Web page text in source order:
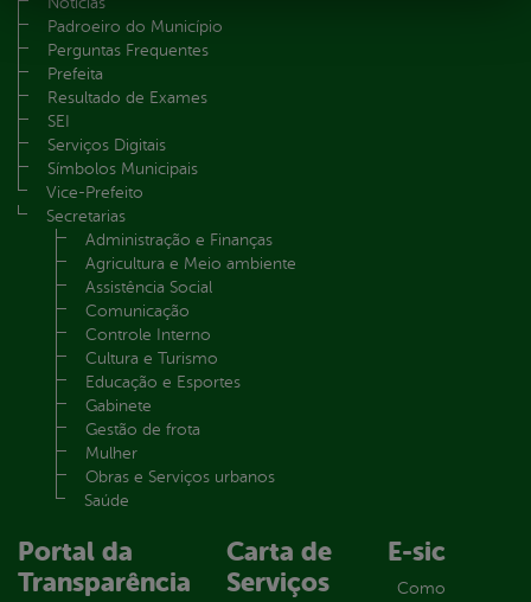
Padroeiro do Município
Perguntas Frequentes
Prefeita
Resultado de Exames
SEI
Serviços Digitais
Símbolos Municipais
Vice-Prefeito
Secretarias
Administração e Finanças
Agricultura e Meio ambiente
Assistência Social
Comunicação
Controle Interno
Cultura e Turismo
Educação e Esportes
Gabinete
Gestão de frota
Mulher
Obras e Serviços urbanos
Saúde
Portal da
Transparência
Carta de
Serviços
E-sic
Como